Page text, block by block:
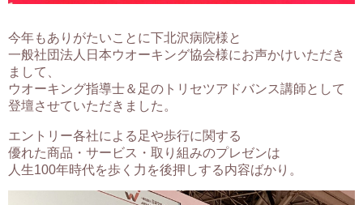
今年もありがたいことに下北沢病院様と
一般社団法人日本ウオーキング協会様にお声かけいただき
まして、
ウオーキング指導士＆足のトリセツアドバンス講師として
登壇させていただきました。
エントリー各社による足や歩行に関する
優れた商品・サービス・取り組みのプレゼンは
人生100年時代を歩く力を後押しする内容ばかり。